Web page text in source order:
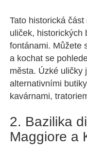
Tato historická
uliček, historických
fontánami. Můžete
a kochat se
města. Úzké uličky
alternativními
kavárnami,
2. Bazilika
Maggiore a